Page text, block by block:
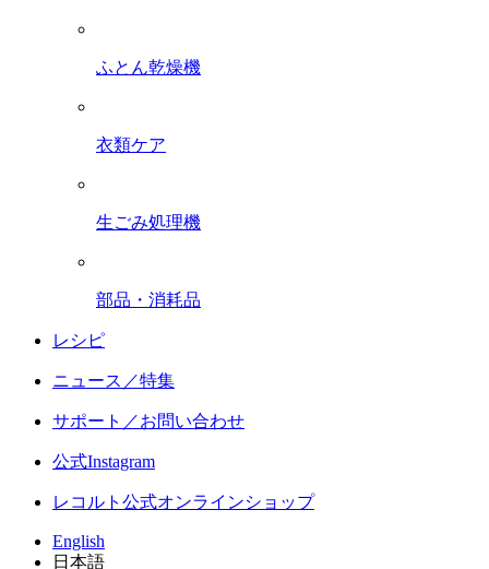
ふとん乾燥機
衣類ケア
生ごみ処理機
部品・消耗品
レシピ
ニュース／特集
サポート／お問い合わせ
公式Instagram
レコルト公式オンラインショップ
English
日本語